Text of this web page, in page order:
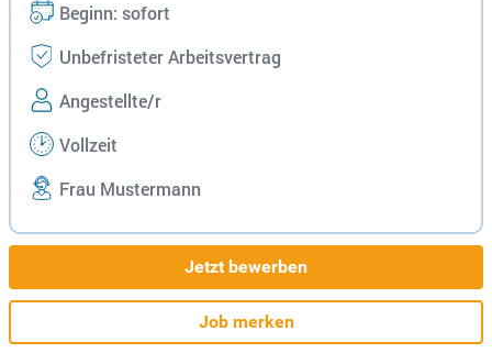
Beginn: sofort
Unbefristeter Arbeitsvertrag
Angestellte/r
Vollzeit
Frau Mustermann
Jetzt bewerben
Job merken